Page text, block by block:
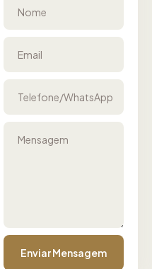
Nome
Email
Telefone/WhatsApp
Mensagem